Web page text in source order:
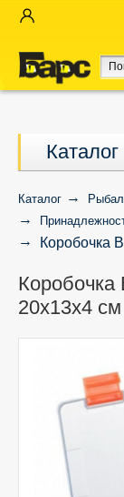
Каталог
Каталог
Коробочка
Коробочка
20х13х4 см